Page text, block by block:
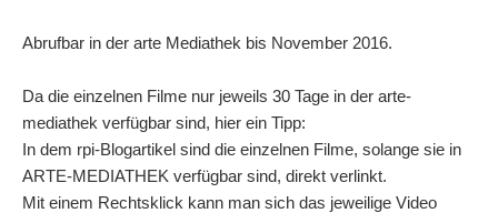
Abrufbar in der arte Mediathek bis November 2016.
Da die einzelnen Filme nur jeweils 30 Tage in der arte-
mediathek verfügbar sind, hier ein Tipp:
In dem rpi-Blogartikel sind die einzelnen Filme, solange sie in
ARTE-MEDIATHEK verfügbar sind, direkt verlinkt.
Mit einem Rechtsklick kann man sich das jeweilige Video